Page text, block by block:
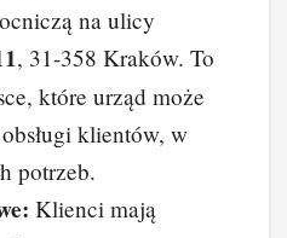
na ulicy
, 31-358 Kraków. To
które urząd może
klientów, w
potrzeb.
Klienci mają